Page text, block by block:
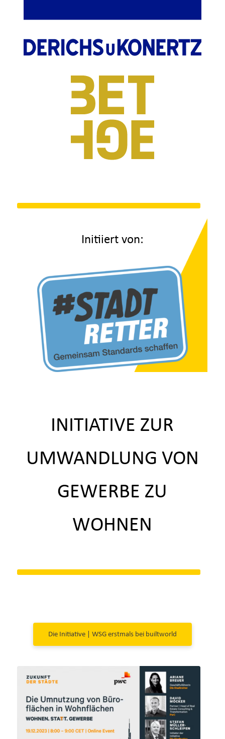
Initiiert von:
INITIATIVE ZUR
UMWANDLUNG VON
GEWERBE ZU
WOHNEN
Die Initiative | WSG erstmals bei builtworld